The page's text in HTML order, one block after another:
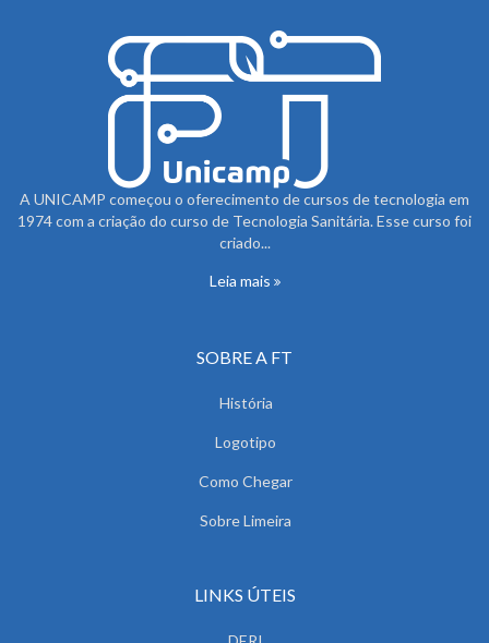
A UNICAMP começou o oferecimento de cursos de tecnologia em
1974 com a criação do curso de Tecnologia Sanitária. Esse curso foi
criado...
Leia mais
SOBRE A FT
História
Logotipo
Como Chegar
Sobre Limeira
LINKS ÚTEIS